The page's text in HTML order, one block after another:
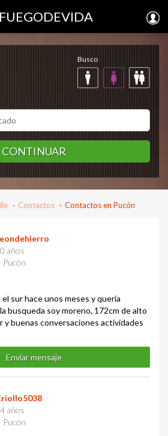
FUEGODEVIDA
gratis
Busco
CONTINUAR
Contactos Contactos en Pucón
años
Pucón
sur hace unos meses y quería
busqueda soy moreno, 172cm de alto
y buenas conversaciones actividades
Enviar mensaje
años
Pucón